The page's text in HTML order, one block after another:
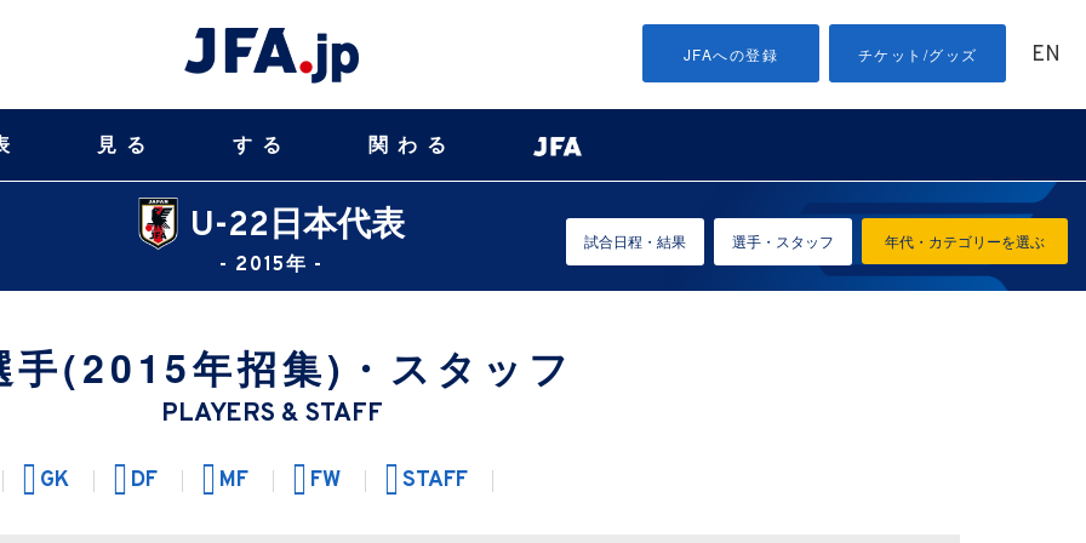
JFAへの登録 チケット/グッズ EN
見る する 関わる
U-22日本代表
- 2015年 -
年代・カテゴリーを選ぶ
試合日程・結果 選手・スタッフ
手(2015年招集)・ スタッフ
PLAYERS & STAFF
GK DF MF FW STAFF